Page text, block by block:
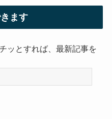
ます
ッとすれば、最新記事を